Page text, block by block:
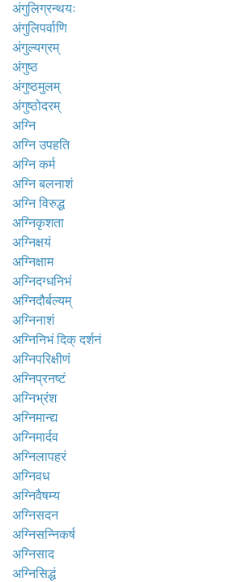
अंगुलिग्रन्थयः
अंगुलिपर्वाणि
अंगुल्यग्रम्
अंगुष्ठ
अंगुष्ठमुलम्
अंगुष्ठोदरम्
अग्नि
अग्नि उपहति
अग्नि कर्म
अग्नि बलनाशं
अग्नि विरुद्ध
अग्निकृशता
अग्निक्षयं
अग्निक्षाम
अग्निदग्धनिभं
अग्निदौर्बल्यम्
अग्निनाशं
अग्निनिभं दिक् दर्शनं
अग्निपरिक्षीणं
अग्निप्रनष्टं
अग्निभ्रंश
अग्निमान्द्य
अग्निमार्दव
अग्निलापहरं
अग्निवध
अग्निवैषम्य
अग्निसदन
अग्निसन्निकर्ष
अग्निसाद
अग्निसिद्धं